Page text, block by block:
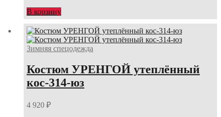
В корзину
Зимняя спецодежда
Костюм УРЕНГОЙ утеплённый
кос-314-юз
4 920 ₽